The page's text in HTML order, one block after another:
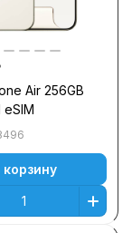
Air 256GB
eSIM
корзину